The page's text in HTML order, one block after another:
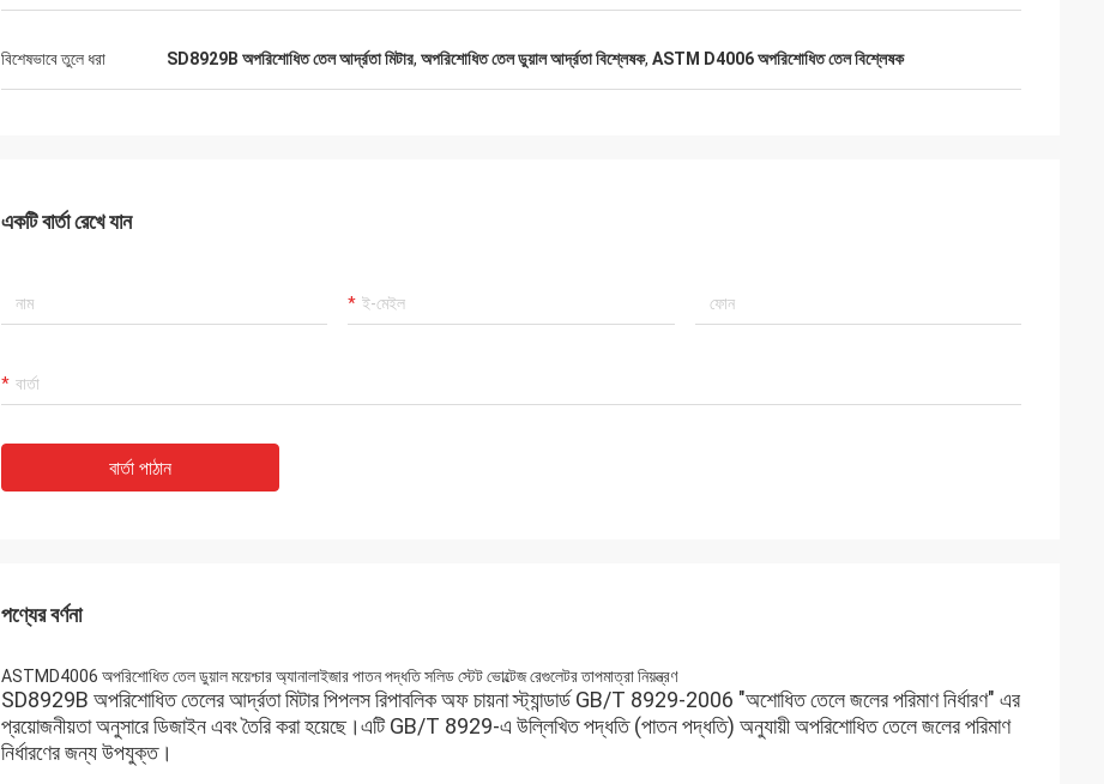
বিশেষভাবে তুলে ধরা SD8929B অপরিশোধিত তেল আর্দ্রতা মিটার, অপরিশোধিত তেল ডুয়াল আর্দ্রতা বিশ্লেষক, ASTM D4006 অপরিশোধিত তেল বিশ্লেষক
একটি বার্তা রেখে যান
বার্তা পাঠান
পণ্যের বর্ণনা
ASTMD4006 অপরিশোধিত তেল ডুয়াল ময়েশ্চার অ্যানালাইজার পাতন পদ্ধতি সলিড স্টেট ভোল্টেজ রেগুলেটর তাপমাত্রা নিয়ন্ত্রণ
SD8929B অপরিশোধিত তেলের আর্দ্রতা মিটার পিপলস রিপাবলিক অফ চায়না স্ট্যান্ডার্ড GB/T 8929-2006 "অশোধিত তেলে জলের পরিমাণ নির্ধারণ" এর
প্রয়োজনীয়তা অনুসারে ডিজাইন এবং তৈরি করা হয়েছে।এটি GB/T 8929-এ উল্লিখিত পদ্ধতি (পাতন পদ্ধতি) অনুযায়ী অপরিশোধিত তেলে জলের পরিমাণ
নির্ধারণের জন্য উপযুক্ত।